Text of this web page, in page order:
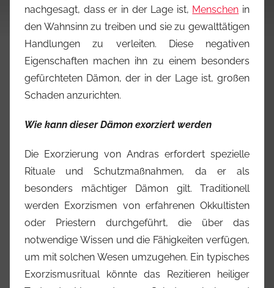
nachgesagt, dass er in der Lage ist, Menschen in
den Wahnsinn zu treiben und sie zu gewalttätigen
Handlungen zu verleiten. Diese negativen
Eigenschaften machen ihn zu einem besonders
gefürchteten Dämon, der in der Lage ist, großen
Schaden anzurichten.
Wie kann dieser Dämon exorziert werden
Die Exorzierung von Andras erfordert spezielle
Rituale und Schutzmaßnahmen, da er als
besonders mächtiger Dämon gilt. Traditionell
werden Exorzismen von erfahrenen Okkultisten
oder Priestern durchgeführt, die über das
notwendige Wissen und die Fähigkeiten verfügen,
um mit solchen Wesen umzugehen. Ein typisches
Exorzismusritual könnte das Rezitieren heiliger